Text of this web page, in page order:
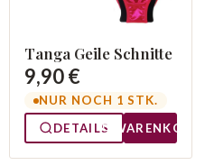
Tanga Geile Schnitte
9,90 €
NUR NOCH 1 STK.
DETAILS
WARENKORB